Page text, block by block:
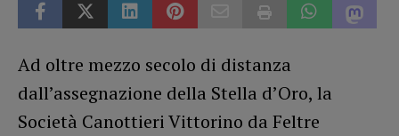
Ad oltre mezzo secolo di distanza
dall’assegnazione della Stella d’Oro, la
Società Canottieri Vittorino da Feltre